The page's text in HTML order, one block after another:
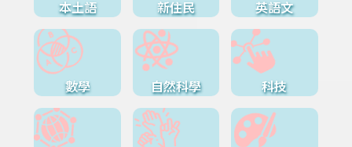
本土語 新住民 英語文
數學 自然科學 科技